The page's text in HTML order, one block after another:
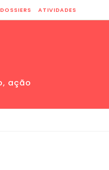
DOSSIERS ATIVIDADES
ação